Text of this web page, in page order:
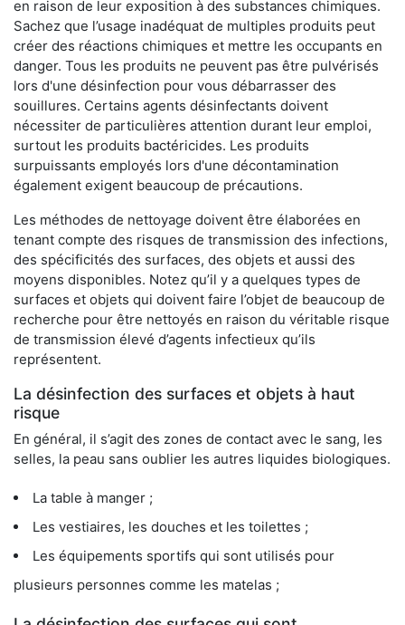
en raison de leur exposition à des substances chimiques.
Sachez que l’usage inadéquat de multiples produits peut
créer des réactions chimiques et mettre les occupants en
danger. Tous les produits ne peuvent pas être pulvérisés
lors d'une désinfection pour vous débarrasser des
souillures. Certains agents désinfectants doivent
nécessiter de particulières attention durant leur emploi,
surtout les produits bactéricides. Les produits
surpuissants employés lors d'une décontamination
également exigent beaucoup de précautions.
Les méthodes de nettoyage doivent être élaborées en
tenant compte des risques de transmission des infections,
des spécificités des surfaces, des objets et aussi des
moyens disponibles. Notez qu’il y a quelques types de
surfaces et objets qui doivent faire l’objet de beaucoup de
recherche pour être nettoyés en raison du véritable risque
de transmission élevé d’agents infectieux qu’ils
représentent.
La désinfection des surfaces et objets à haut
risque
En général, il s’agit des zones de contact avec le sang, les
selles, la peau sans oublier les autres liquides biologiques.
La table à manger ;
Les vestiaires, les douches et les toilettes ;
Les équipements sportifs qui sont utilisés pour
plusieurs personnes comme les matelas ;